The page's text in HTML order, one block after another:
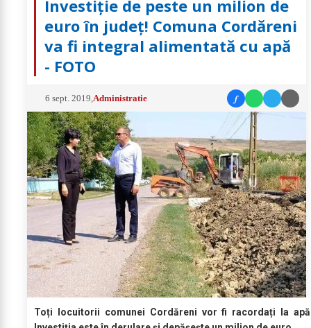
Investiție de peste un milion de
euro în județ! Comuna Cordăreni
va fi integral alimentată cu apă
- FOTO
6 sept. 2019 Administratie f
Toți locuitorii comunei Cordăreni vor fi racordați la